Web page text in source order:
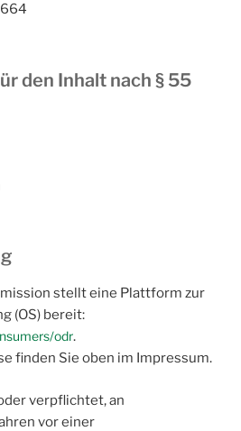
den Inhalt nach § 55
stellt eine Plattform zur
(OS) bereit:
odr.
finden Sie oben im Impressum.
verpflichtet, an
vor einer